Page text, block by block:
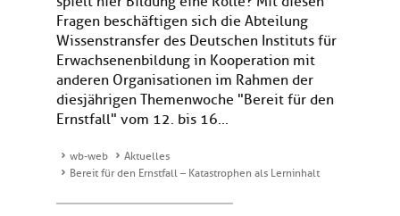
Fragen beschäftigen sich die Abteilung
Wissenstransfer des Deutschen Instituts für
Erwachsenenbildung in Kooperation mit
anderen Organisationen im Rahmen der
diesjährigen Themenwoche "Bereit für den
Ernstfall" vom 12. bis 16...
wb-web
Aktuelles
Bereit für den Ernstfall – Katastrophen als Lerninhalt